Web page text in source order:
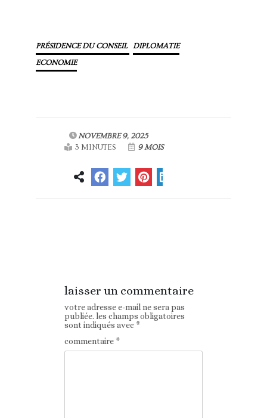
PRÉSIDENCE DU CONSEIL
DIPLOMATIE
ECONOMIE
NOVEMBRE 9, 2025
3 MINUTES
9 MOIS
laisser un commentaire
votre adresse e-mail ne sera pas
publiée. les champs obligatoires
sont indiqués avec*
commentaire*